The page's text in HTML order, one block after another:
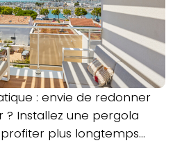
: envie de redonner
? Installez une pergola
plus longtemps…